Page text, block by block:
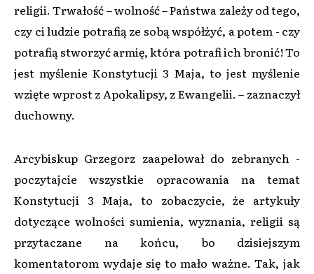
religii. Trwałość – wolność – Państwa zależy od tego,
czy ci ludzie potrafią ze sobą współżyć, a potem - czy
potrafią stworzyć armię, która potrafi ich bronić! To
jest myślenie Konstytucji 3 Maja, to jest myślenie
wzięte wprost z Apokalipsy, z Ewangelii. – zaznaczył
duchowny.
Arcybiskup Grzegorz zaapelował do zebranych -
poczytajcie wszystkie opracowania na temat
Konstytucji 3 Maja, to zobaczycie, że artykuły
dotyczące wolności sumienia, wyznania, religii są
przytaczane na końcu, bo dzisiejszym
komentatorom wydaje się to mało ważne. Tak, jak